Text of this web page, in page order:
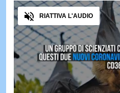
Audio
RIATTIVA L'AUDIO